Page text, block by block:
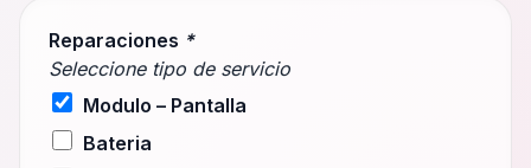
Reparaciones *
Seleccione tipo de servicio
Modulo – Pantalla
Bateria